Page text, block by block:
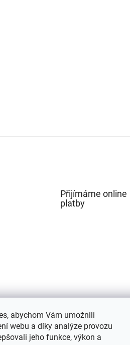
abychom Vám umožnili
webu a díky analýze provozu
jeho funkce, výkon a
Přijímáme online
platby